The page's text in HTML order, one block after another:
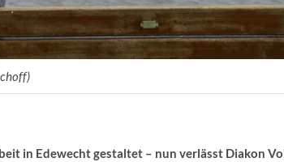
in Edewecht gestaltet – nun verlässt Diakon